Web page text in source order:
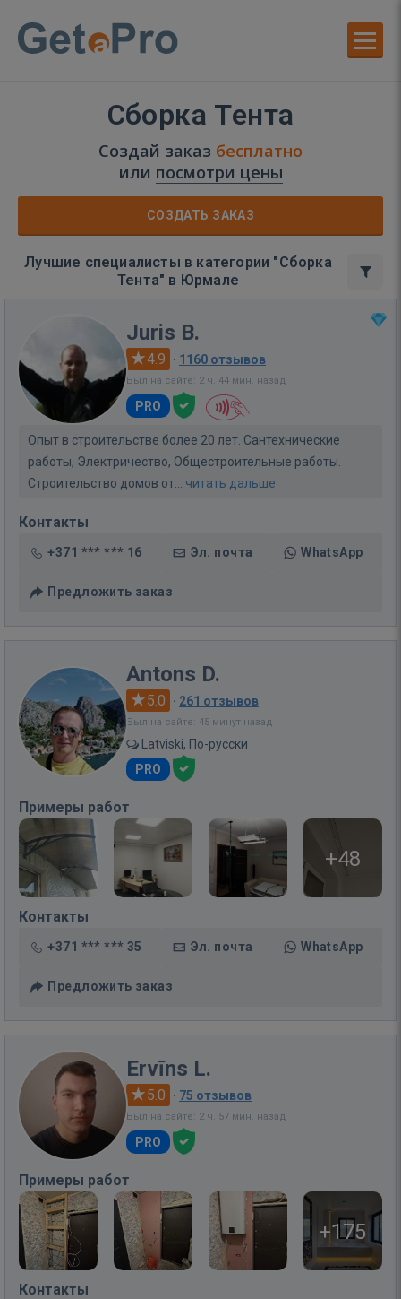
Сборка Тента
Создай заказ бесплатно
или посмотри цены
СОЗДАТЬ ЗАКАЗ
Лучшие специалисты в категории "Сборка
Тента" в Юрмале
Juris B.
4.9 · 1160 отзывов
Был на сайте: 2 ч. 44 мин. назад
PRO
Опыт в строительстве более 20 лет. Сантехнические
работы, Электричество, Общестроительные работы.
Строительство домов от... читать дальше
Контакты
+371 *** *** 16 Эл. почта WhatsApp
Предложить заказ
Antons D.
5.0 · 261 отзывов
Был на сайте: 45 минут назад
Latviski, По-русски
PRO
Примеры работ
+48
Контакты
+371 *** *** 35 Эл. почта WhatsApp
Предложить заказ
Ervīns L.
5.0 · 75 отзывов
Был на сайте: 2 ч. 57 мин. назад
PRO
Примеры работ
+175
Контакты